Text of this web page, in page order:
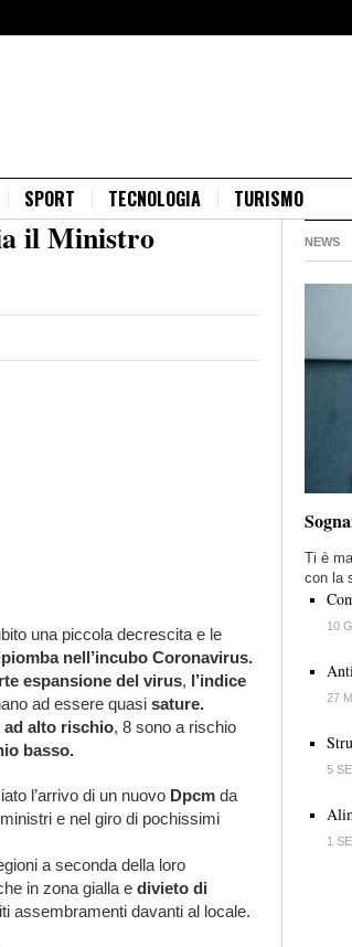
SPORT TECNOLOGIA TURISMO
il Ministro
una piccola decrescita e le
nell’incubo Coronavirus.
espansione del virus, l’indice
ad essere quasi sature.
ad alto rischio, 8 sono a rischio
basso.
l’arrivo di un nuovo Dpcm da
e nel giro di pochissimi
a seconda della loro
in zona gialla e divieto di
assembramenti davanti al locale.
NEWS
Ti è
con la
10
27
5
1